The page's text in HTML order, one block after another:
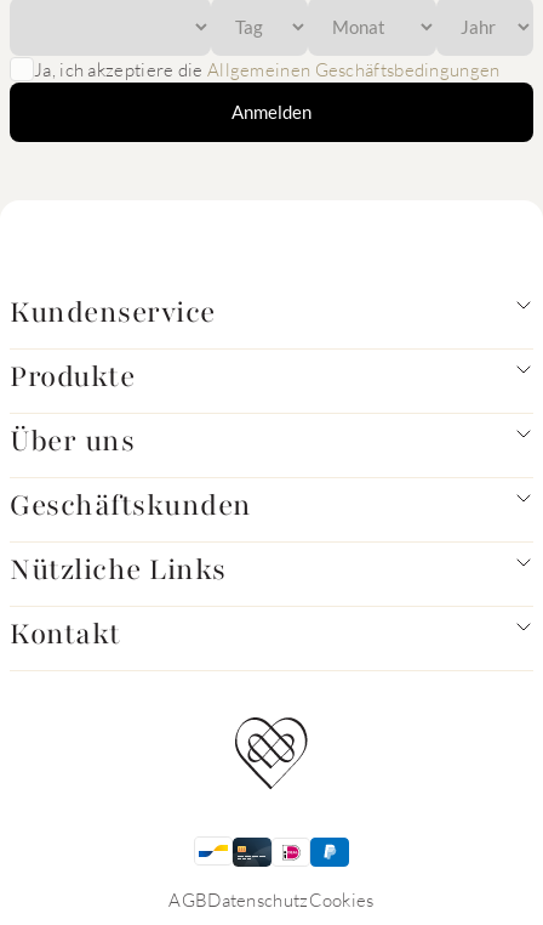
Ja, ich akzeptiere die Allgemeinen Geschäftsbedingungen
Anmelden
Kundenservice
Produkte
Über uns
Geschäftskunden
Nützliche Links
Kontakt
AGBDatenschutzCookies